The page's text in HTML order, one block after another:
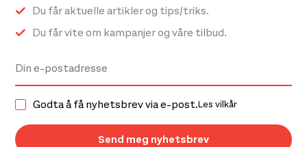
Du får aktuelle artikler og tips/triks.
Du får vite om kampanjer og våre tilbud.
Godta å få nyhetsbrev via e-post.Les vilkår